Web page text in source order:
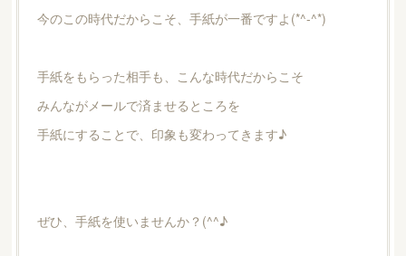
今のこの時代だからこそ、手紙が一番ですよ(*^-^*)
手紙をもらった相手も、こんな時代だからこそ
みんながメールで済ませるところを
手紙にすることで、印象も変わってきます♪
ぜひ、手紙を使いませんか？(^^♪